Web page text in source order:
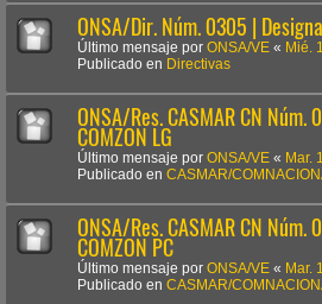
ONSA/Dir. Núm. 0305 |
Último mensaje por ONSA/VE « Mié.
Publicado en Directivas
ONSA/Res. CASMAR CN
COMZON LG
Último mensaje por ONSA/VE « Mar.
Publicado en CASMAR/
ONSA/Res. CASMAR CN
COMZON PC
Último mensaje por ONSA/VE « Mar.
Publicado en CASMAR/